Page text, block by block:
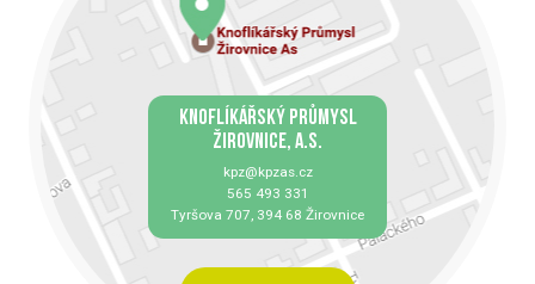
KNOFLÍKÁŘSKÝ PRŮMYSL
ŽIROVNICE, A.S.
kpz@kpzas.cz
565 493 331
Tyršova 707, 394 68 Žirovnice